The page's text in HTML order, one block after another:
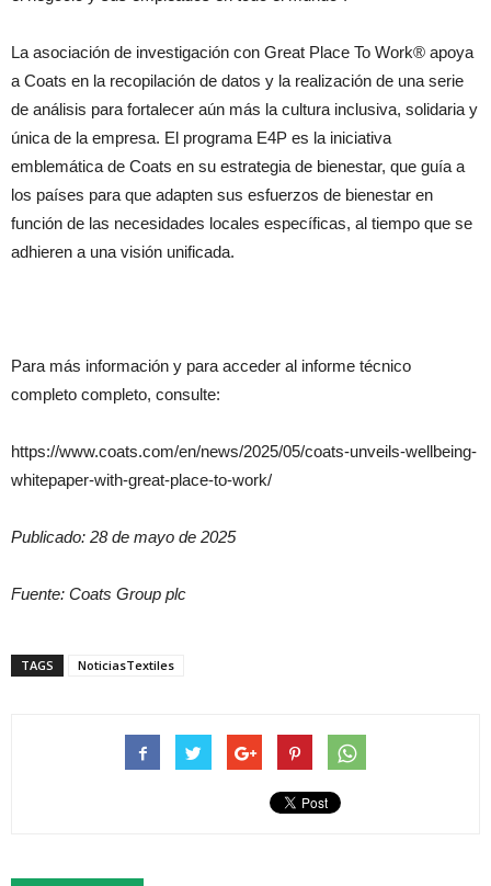
La asociación de investigación con Great Place To Work® apoya
a Coats en la recopilación de datos y la realización de una serie
de análisis para fortalecer aún más la cultura inclusiva, solidaria y
única de la empresa. El programa E4P es la iniciativa
emblemática de Coats en su estrategia de bienestar, que guía a
los países para que adapten sus esfuerzos de bienestar en
función de las necesidades locales específicas, al tiempo que se
adhieren a una visión unificada.
Para más información y para acceder al informe técnico
completo completo, consulte:
https://www.coats.com/en/news/2025/05/coats-unveils-wellbeing-
whitepaper-with-great-place-to-work/
Publicado: 28 de mayo de 2025
Fuente: Coats Group plc
TAGS NoticiasTextiles